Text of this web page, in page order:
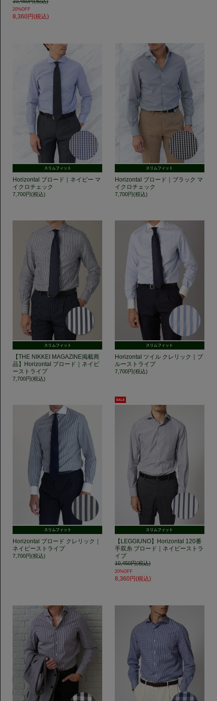
20%OFF
8,360円(税込)
スリムフィット
Horizontal ブロード｜ネイビー マ
イクロチェック
7,700円(税込)
スリムフィット
Horizontal ブロード｜ブラック マ
イクロチェック
7,700円(税込)
スリムフィット
【THE NIKKEI MAGAZINE掲載商
品】Horizontal ブロード｜ネイビ
ーストライプ
7,700円(税込)
スリムフィット
Horizontal ツイル クレリック｜ブ
ルーストライプ
7,700円(税込)
スリムフィット
Horizontal ブロード クレリック｜
ネイビーストライプ
7,700円(税込)
スリムフィット
【LEGGIUNO】Horizontal 120番
手双糸 ブロード｜ネイビーストラ
イプ
10,450円(税込)
20%OFF
8,360円(税込)